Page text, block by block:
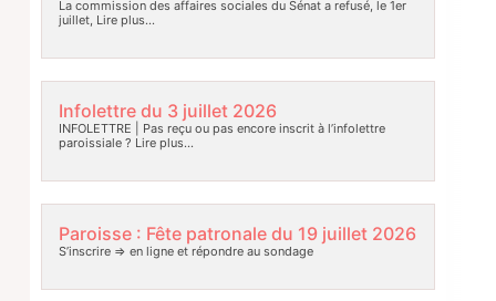
La commission des affaires sociales du Sénat a refusé, le 1er
juillet, Lire plus…
Infolettre du 3 juillet 2026
INFOLETTRE | Pas reçu ou pas encore inscrit à l’infolettre
paroissiale ? Lire plus…
Paroisse : Fête patronale du 19 juillet 2026
S’inscrire => en ligne et répondre au sondage